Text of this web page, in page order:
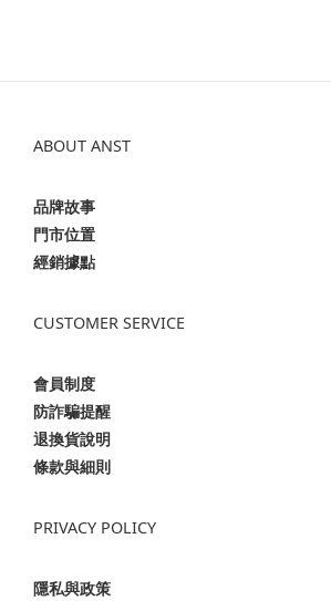
ABOUT ANST
品牌故事
門市位置
經銷據點
CUSTOMER SERVICE
會員制度
防詐騙提醒
退換貨說明
條款與細則
PRIVACY POLICY
隱私與政策